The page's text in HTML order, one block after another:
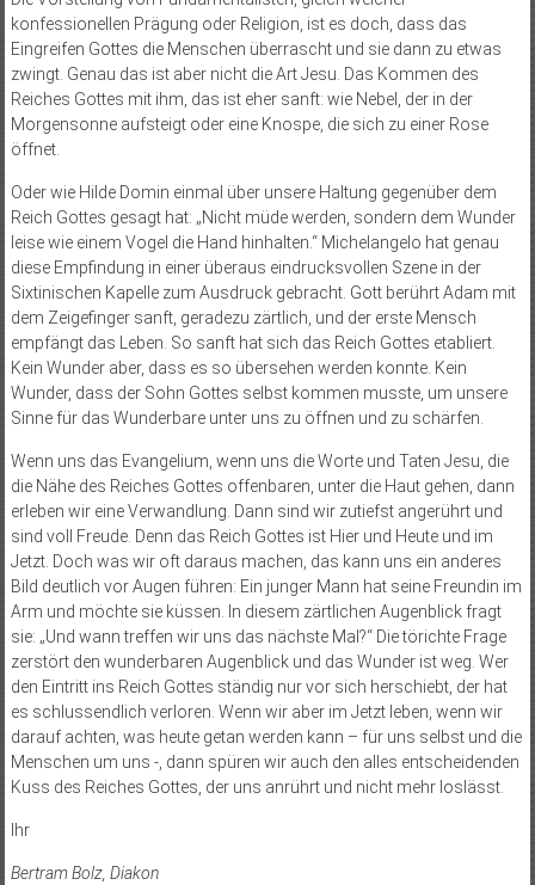
konfessionellen Prägung oder Religion, ist es doch, dass das
Eingreifen Gottes die Menschen überrascht und sie dann zu etwas
zwingt. Genau das ist aber nicht die Art Jesu. Das Kommen des
Reiches Gottes mit ihm, das ist eher sanft: wie Nebel, der in der
Morgensonne aufsteigt oder eine Knospe, die sich zu einer Rose
öffnet.
Oder wie Hilde Domin einmal über unsere Haltung gegenüber dem
Reich Gottes gesagt hat: „Nicht müde werden, sondern dem Wunder
leise wie einem Vogel die Hand hinhalten.“ Michelangelo hat genau
diese Empfindung in einer überaus eindrucksvollen Szene in der
Sixtinischen Kapelle zum Ausdruck gebracht. Gott berührt Adam mit
dem Zeigefinger sanft, geradezu zärtlich, und der erste Mensch
empfängt das Leben. So sanft hat sich das Reich Gottes etabliert.
Kein Wunder aber, dass es so übersehen werden konnte. Kein
Wunder, dass der Sohn Gottes selbst kommen musste, um unsere
Sinne für das Wunderbare unter uns zu öffnen und zu schärfen.
Wenn uns das Evangelium, wenn uns die Worte und Taten Jesu, die
die Nähe des Reiches Gottes offenbaren, unter die Haut gehen, dann
erleben wir eine Verwandlung. Dann sind wir zutiefst angerührt und
sind voll Freude. Denn das Reich Gottes ist Hier und Heute und im
Jetzt. Doch was wir oft daraus machen, das kann uns ein anderes
Bild deutlich vor Augen führen: Ein junger Mann hat seine Freundin im
Arm und möchte sie küssen. In diesem zärtlichen Augenblick fragt
sie: „Und wann treffen wir uns das nächste Mal?“ Die törichte Frage
zerstört den wunderbaren Augenblick und das Wunder ist weg. Wer
den Eintritt ins Reich Gottes ständig nur vor sich herschiebt, der hat
es schlussendlich verloren. Wenn wir aber im Jetzt leben, wenn wir
darauf achten, was heute getan werden kann – für uns selbst und die
Menschen um uns -, dann spüren wir auch den alles entscheidenden
Kuss des Reiches Gottes, der uns anrührt und nicht mehr loslässt.
Ihr
Bertram Bolz, Diakon